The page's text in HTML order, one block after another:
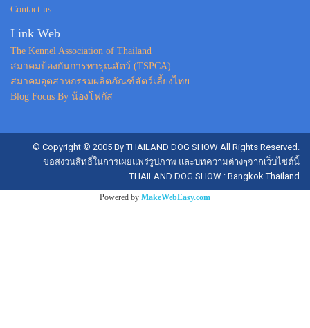
Contact us
Link Web
The Kennel Association of Thailand
สมาคมป้องกันการทารุณสัตว์ (TSPCA)
สมาคมอุตสาหกรรมผลิตภัณฑ์สัตว์เลี้ยงไทย
Blog Focus By น้องโฟกัส
© Copyright © 2005 By THAILAND DOG SHOW All Rights Reserved.
ขอสงวนสิทธิ์ในการเผยแพร่รูปภาพ และบทความต่างๆจากเว็บไซต์นี้
THAILAND DOG SHOW : Bangkok Thailand
Powered by MakeWebEasy.com